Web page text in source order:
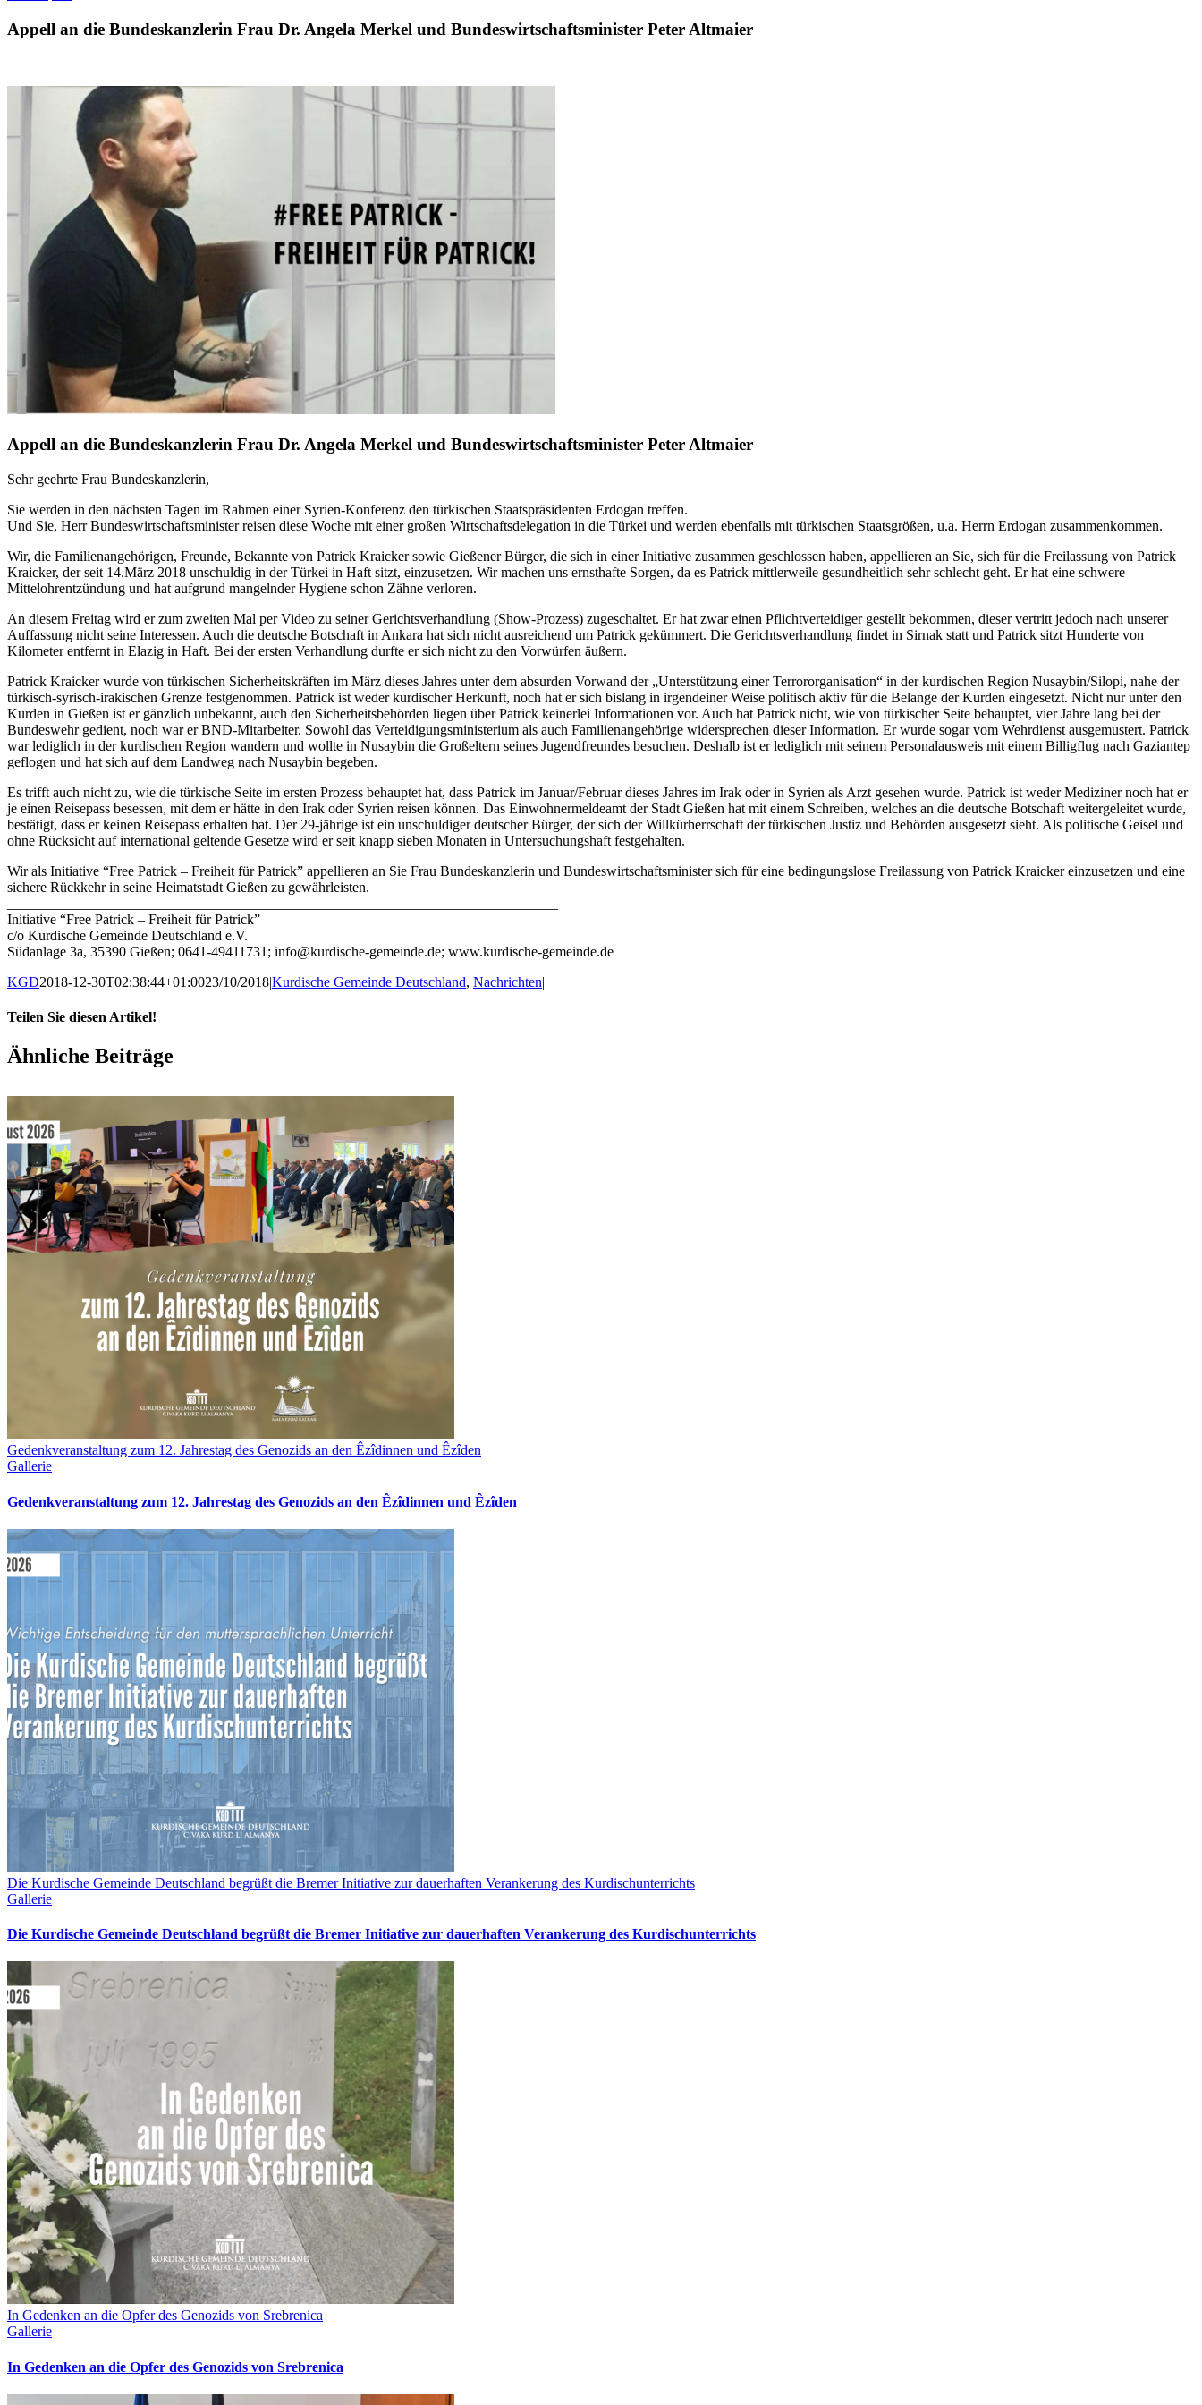
Appell an die Bundeskanzlerin Frau Dr. Angela Merkel und Bundeswirtschaftsminister Peter Altmaier
Appell an die Bundeskanzlerin Frau Dr. Angela Merkel und Bundeswirtschaftsminister Peter Altmaier
Sehr geehrte Frau Bundeskanzlerin,
Sie werden in den nächsten Tagen im Rahmen einer Syrien-Konferenz den türkischen Staatspräsidenten Erdogan treffen.
Und Sie, Herr Bundeswirtschaftsminister reisen diese Woche mit einer großen Wirtschaftsdelegation in die Türkei und werden ebenfalls mit türkischen Staatsgrößen, u.a. Herrn Erdogan zusammenkommen.
Wir, die Familienangehörigen, Freunde, Bekannte von Patrick Kraicker sowie Gießener Bürger, die sich in einer Initiative zusammen geschlossen haben, appellieren an Sie, sich für die Freilassung von Patrick
Kraicker, der seit 14.März 2018 unschuldig in der Türkei in Haft sitzt, einzusetzen. Wir machen uns ernsthafte Sorgen, da es Patrick mittlerweile gesundheitlich sehr schlecht geht. Er hat eine schwere
Mittelohrentzündung und hat aufgrund mangelnder Hygiene schon Zähne verloren.
An diesem Freitag wird er zum zweiten Mal per Video zu seiner Gerichtsverhandlung (Show-Prozess) zugeschaltet. Er hat zwar einen Pflichtverteidiger gestellt bekommen, dieser vertritt jedoch nach unserer
Auffassung nicht seine Interessen. Auch die deutsche Botschaft in Ankara hat sich nicht ausreichend um Patrick gekümmert. Die Gerichtsverhandlung findet in Sirnak statt und Patrick sitzt Hunderte von
Kilometer entfernt in Elazig in Haft. Bei der ersten Verhandlung durfte er sich nicht zu den Vorwürfen äußern.
Patrick Kraicker wurde von türkischen Sicherheitskräften im März dieses Jahres unter dem absurden Vorwand der „Unterstützung einer Terrororganisation“ in der kurdischen Region Nusaybin/Silopi, nahe der
türkisch-syrisch-irakischen Grenze festgenommen. Patrick ist weder kurdischer Herkunft, noch hat er sich bislang in irgendeiner Weise politisch aktiv für die Belange der Kurden eingesetzt. Nicht nur unter den
Kurden in Gießen ist er gänzlich unbekannt, auch den Sicherheitsbehörden liegen über Patrick keinerlei Informationen vor. Auch hat Patrick nicht, wie von türkischer Seite behauptet, vier Jahre lang bei der
Bundeswehr gedient, noch war er BND-Mitarbeiter. Sowohl das Verteidigungsministerium als auch Familienangehörige widersprechen dieser Information. Er wurde sogar vom Wehrdienst ausgemustert. Patrick
war lediglich in der kurdischen Region wandern und wollte in Nusaybin die Großeltern seines Jugendfreundes besuchen. Deshalb ist er lediglich mit seinem Personalausweis mit einem Billigflug nach Gaziantep
geflogen und hat sich auf dem Landweg nach Nusaybin begeben.
Es trifft auch nicht zu, wie die türkische Seite im ersten Prozess behauptet hat, dass Patrick im Januar/Februar dieses Jahres im Irak oder in Syrien als Arzt gesehen wurde. Patrick ist weder Mediziner noch hat er
je einen Reisepass besessen, mit dem er hätte in den Irak oder Syrien reisen können. Das Einwohnermeldeamt der Stadt Gießen hat mit einem Schreiben, welches an die deutsche Botschaft weitergeleitet wurde,
bestätigt, dass er keinen Reisepass erhalten hat. Der 29-jährige ist ein unschuldiger deutscher Bürger, der sich der Willkürherrschaft der türkischen Justiz und Behörden ausgesetzt sieht. Als politische Geisel und
ohne Rücksicht auf international geltende Gesetze wird er seit knapp sieben Monaten in Untersuchungshaft festgehalten.
Wir als Initiative “Free Patrick – Freiheit für Patrick” appellieren an Sie Frau Bundeskanzlerin und Bundeswirtschaftsminister sich für eine bedingungslose Freilassung von Patrick Kraicker einzusetzen und eine
sichere Rückkehr in seine Heimatstadt Gießen zu gewährleisten.
Initiative “Free Patrick – Freiheit für Patrick”
c/o Kurdische Gemeinde Deutschland e.V.
Südanlage 3a, 35390 Gießen; 0641-49411731; info@kurdische-gemeinde.de; www.kurdische-gemeinde.de
KGD2018-12-30T02:38:44+01:0023/10/2018|Kurdische Gemeinde Deutschland, Nachrichten|
Teilen Sie diesen Artikel!
Facebook
X
WhatsApp
Pinterest
E-
Mail
Ähnliche Beiträge
Gedenkveranstaltung zum 12. Jahrestag des Genozids an den Êzîdinnen und Êzîden
Gallerie
Gedenkveranstaltung zum 12. Jahrestag des Genozids an den Êzîdinnen und Êzîden
Die Kurdische Gemeinde Deutschland begrüßt die Bremer Initiative zur dauerhaften Verankerung des Kurdischunterrichts
Gallerie
Die Kurdische Gemeinde Deutschland begrüßt die Bremer Initiative zur dauerhaften Verankerung des Kurdischunterrichts
In Gedenken an die Opfer des Genozids von Srebrenica
Gallerie
In Gedenken an die Opfer des Genozids von Srebrenica